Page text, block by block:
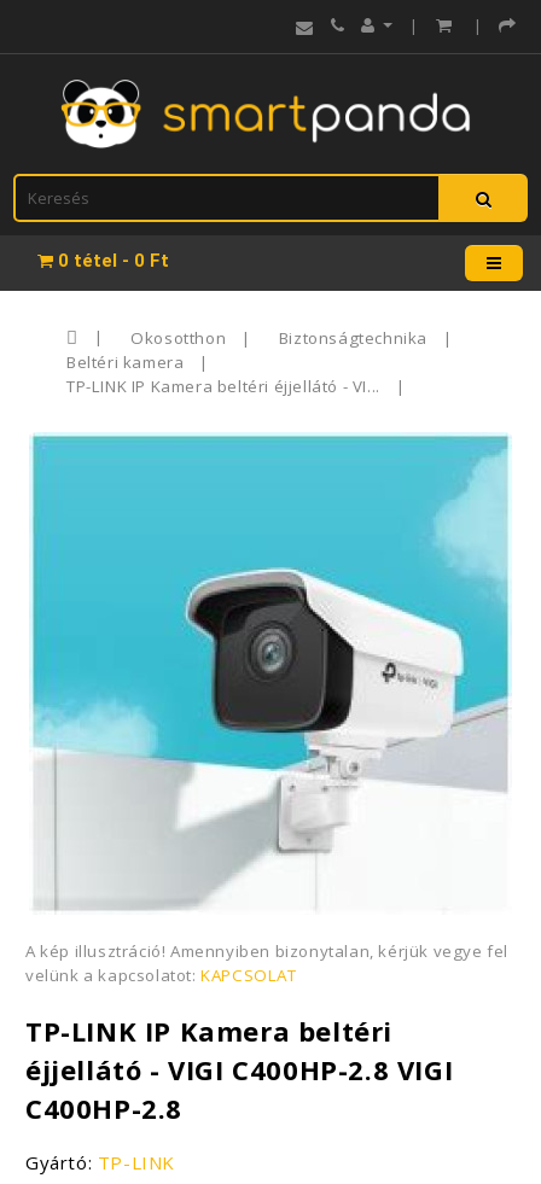
| |
0 tétel - 0 Ft
Okosotthon
Biztonságtechnika
Beltéri kamera
TP-LINK IP Kamera beltéri éjjellátó - VI...
A kép illusztráció! Amennyiben bizonytalan, kérjük vegye fel
velünk a kapcsolatot:KAPCSOLAT
TP-LINK IP Kamera beltéri
éjjellátó - VIGI C400HP-2.8 VIGI
C400HP-2.8
Gyártó: TP-LINK